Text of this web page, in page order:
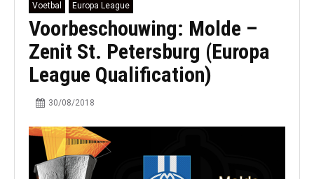
Voetbal Europa League
Voorbeschouwing: Molde –
Zenit St. Petersburg (Europa
League Qualification)
30/08/2018